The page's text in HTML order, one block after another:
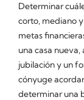
Determinar
corto, mediano
metas
una casa
jubilación y un
cónyuge
determinar una